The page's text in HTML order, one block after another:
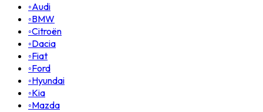
◦Audi
◦BMW
◦Citroën
◦Dacia
◦Fiat
◦Ford
◦Hyundai
◦Kia
◦Mazda